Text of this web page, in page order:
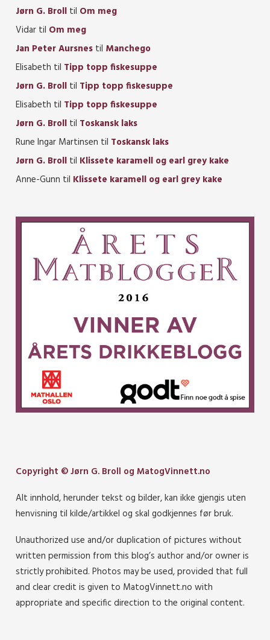
Jørn G. Broll til Om meg
Vidar til Om meg
Jan Peter Aursnes til Manchego
Elisabeth til Tipp topp fiskesuppe
Jørn G. Broll til Tipp topp fiskesuppe
Elisabeth til Tipp topp fiskesuppe
Jørn G. Broll til Toskansk laks
Rune Ingar Martinsen til Toskansk laks
Jørn G. Broll til Klissete karamell og earl grey kake
Anne-Gunn til Klissete karamell og earl grey kake
Copyright © Jørn G. Broll og MatogVinnett.no
Alt innhold, herunder tekst og bilder, kan ikke gjengis uten
henvisning til kilde/artikkel og skal godkjennes før bruk.
Unauthorized use and/or duplication of pictures without
written permission from this blog’s author and/or owner is
strictly prohibited. Photos may be used, provided that full
and clear credit is given to MatogVinnett.no with
appropriate and specific direction to the original content.